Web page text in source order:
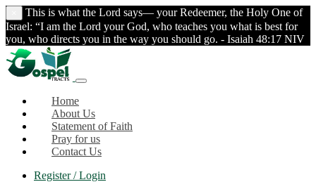
This is what the Lord says— your Redeemer, the Holy One of
Israel: “I am the Lord your God, who teaches you what is best for
you, who directs you in the way you should go. - Isaiah 48:17 NIV
Home
About Us
Statement of Faith
Pray for us
Contact Us
Register / Login